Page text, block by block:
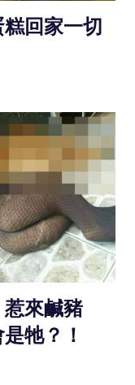
回家一切
來鹹豬
牠？！